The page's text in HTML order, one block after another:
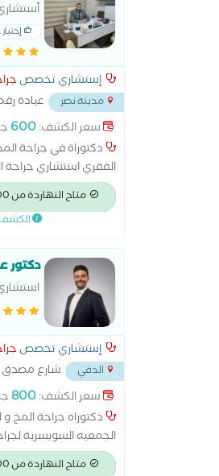
إستشاري تخصص
مدينة نصر عيادة رقم - ميديكال سنتر -
سعر الكشف:600
دكتوراة في جراحة
الفقري استشاري جراحة
الفقري مدرس م جراحة
جامعة الازهر زمالة
والعمود الفقري من
متاح النهاردة من 6:00 مساءً
دكتور
إستشاري تخصص
الدقي شارع مصدق
سعر الكشف:800
دكتوراه جراحة المخ
الجمعيه السويسرية
متاح النهاردة من 3:00 مساءً